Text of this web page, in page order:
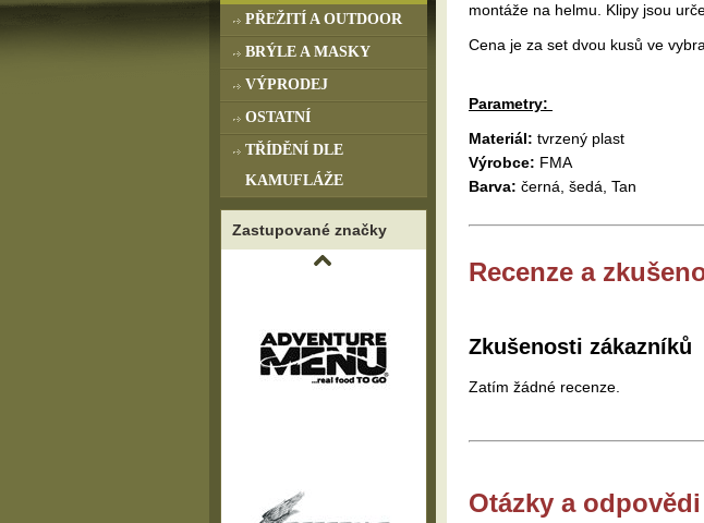
montáže na helmu. Klipy jsou
Cena je za set dvou kusů ve
Parametry:
Materiál: tvrzený plast
Výrobce: FMA
Barva: černá, šedá, Tan
Recenze a
Zkušenosti zákazníků
Zatím žádné recenze.
Otázky a odpovědi
PŘEŽITÍ A OUTDOOR
BRÝLE A MASKY
VÝPRODEJ
OSTATNÍ
TŘÍDĚNÍ DLE
KAMUFLÁŽE
Zastupované značky